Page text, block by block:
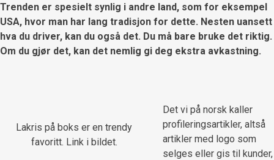
Trenden er spesielt synlig i andre land, som for eksempel
USA, hvor man har lang tradisjon for dette. Nesten uansett
hva du driver, kan du også det. Du må bare bruke det riktig.
Om du gjør det, kan det nemlig gi deg ekstra avkastning.
Lakris på boks er en trendy
favoritt. Link i bildet.
Det vi på norsk kaller
profileringsartikler, altså
artikler med logo som
selges eller gis til kunder,